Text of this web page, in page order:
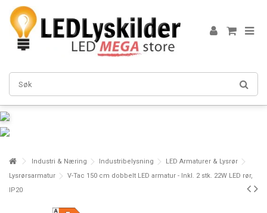
Industri & Næring Industribelysning
LED Armaturer & Lysrør
Lysrørsarmatur
V-Tac 150 cm dobbelt LED armatur - Inkl. 2 stk. 22W LED rør,
IP20